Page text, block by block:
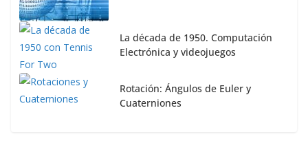
La década de 1950. Computación
Electrónica y videojuegos
Rotación: Ángulos de Euler y
Cuaterniones